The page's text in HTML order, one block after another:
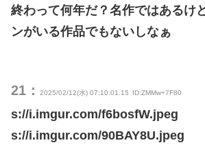
終わって何年だ？名作ではあるけ
ンがいる作品でもないしなぁ
21： 2025/02/12(水) 07:10:01.15 ID:ZMMw+7F80
s://i.imgur.com/f6bosfW.jpeg
s://i.imgur.com/90BAY8U.jpeg